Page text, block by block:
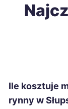
Ile kosztuje
rynny w